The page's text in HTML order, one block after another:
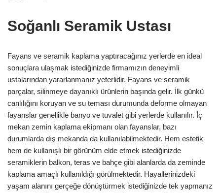
Soğanlı Seramik Ustası
Fayans ve seramik kaplama yaptıracağınız yerlerde en ideal
sonuçlara ulaşmak istediğinizde firmamızın deneyimli
ustalarından yararlanmanız yeterlidir. Fayans ve seramik
parçalar, silinmeye dayanıklı ürünlerin başında gelir. İlk günkü
canlılığını koruyan ve su teması durumunda deforme olmayan
fayanslar genellikle banyo ve tuvalet gibi yerlerde kullanılır. İç
mekan zemin kaplama ekipmanı olan fayanslar, bazı
durumlarda dış mekanda da kullanılabilmektedir. Hem estetik
hem de kullanışlı bir görünüm elde etmek istediğinizde
seramiklerin balkon, teras ve bahçe gibi alanlarda da zeminde
kaplama amaçlı kullanıldığı görülmektedir. Hayallerinizdeki
yaşam alanını gerçeğe dönüştürmek istediğinizde tek yapmanız